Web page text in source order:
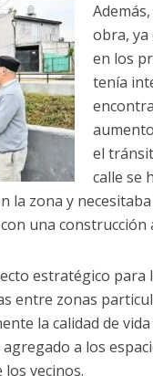
obra, ya
en los
tenía
el
calle se
la zona y
una construcción
estratégico para
entre zonas
la calidad de
a los
vecinos.